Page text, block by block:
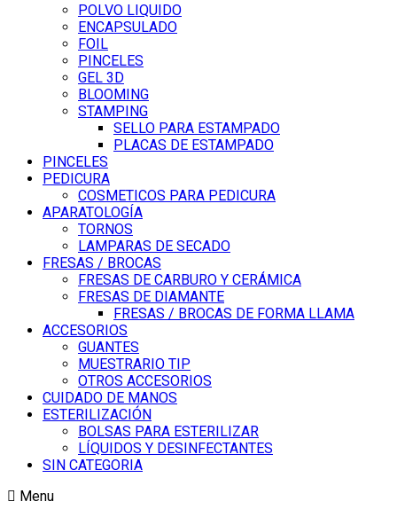
POLVO LIQUIDO
ENCAPSULADO
FOIL
PINCELES
GEL 3D
BLOOMING
STAMPING
SELLO PARA ESTAMPADO
PLACAS DE ESTAMPADO
PINCELES
PEDICURA
COSMETICOS PARA PEDICURA
APARATOLOGÍA
TORNOS
LAMPARAS DE SECADO
FRESAS / BROCAS
FRESAS DE CARBURO Y CERÁMICA
FRESAS DE DIAMANTE
FRESAS / BROCAS DE FORMA LLAMA
ACCESORIOS
GUANTES
MUESTRARIO TIP
OTROS ACCESORIOS
CUIDADO DE MANOS
ESTERILIZACIÓN
BOLSAS PARA ESTERILIZAR
LÍQUIDOS Y DESINFECTANTES
SIN CATEGORIA
Menu